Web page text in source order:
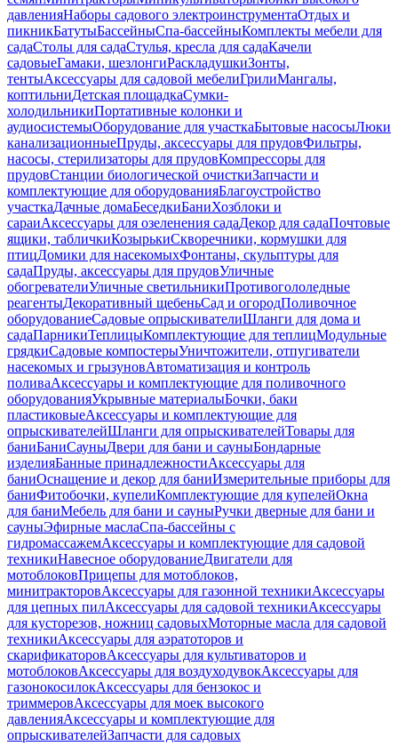
давленияНаборы садового электроинструментаОтдых и
пикникБатутыБассейныСпа-бассейныКомплекты мебели для
садаСтолы для садаСтулья, кресла для садаКачели
садовыеГамаки, шезлонгиРаскладушкиЗонты,
тентыАксессуары для садовой мебелиГрилиМангалы,
коптильниДетская площадкаСумки-
холодильникиПортативные колонки и
аудиосистемыОборудование для участкаБытовые насосыЛюки
канализационныеПруды, аксессуары для прудовФильтры,
насосы, стерилизаторы для прудовКомпрессоры для
прудовСтанции биологической очисткиЗапчасти и
комплектующие для оборудованияБлагоустройство
участкаДачные домаБеседкиБаниХозблоки и
сараиАксессуары для озеленения садаДекор для садаПочтовые
ящики, табличкиКозырькиСкворечники, кормушки для
птицДомики для насекомыхФонтаны, скульптуры для
садаПруды, аксессуары для прудовУличные
обогревателиУличные светильникиПротивогололедные
реагентыДекоративный щебеньСад и огородПоливочное
оборудованиеСадовые опрыскивателиШланги для дома и
садаПарникиТеплицыКомплектующие для теплицМодульные
грядкиСадовые компостерыУничтожители, отпугиватели
насекомых и грызуновАвтоматизация и контроль
поливаАксессуары и комплектующие для поливочного
оборудованияУкрывные материалыБочки, баки
пластиковыеАксессуары и комплектующие для
опрыскивателейШланги для опрыскивателейТовары для
баниБаниСауныДвери для бани и сауныБондарные
изделияБанные принадлежностиАксессуары для
баниОснащение и декор для баниИзмерительные приборы для
баниФитобочки, купелиКомплектующие для купелейОкна
для баниМебель для бани и сауныРучки дверные для бани и
сауныЭфирные маслаСпа-бассейны с
гидромассажемАксессуары и комплектующие для садовой
техникиНавесное оборудованиеДвигатели для
мотоблоковПрицепы для мотоблоков,
минитракторовАксессуары для газонной техникиАксессуары
для цепных пилАксессуары для садовой техникиАксессуары
для кусторезов, ножниц садовыхМоторные масла для садовой
техникиАксессуары для аэратоторов и
скарификаторовАксессуары для культиваторов и
мотоблоковАксессуары для воздуходувокАксессуары для
газонокосилокАксессуары для бензокос и
триммеровАксессуары для моек высокого
давленияАксессуары и комплектующие для
опрыскивателейЗапчасти для садовых